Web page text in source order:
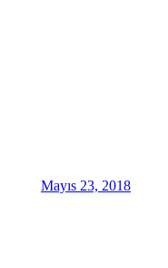
Mayıs 23, 2018